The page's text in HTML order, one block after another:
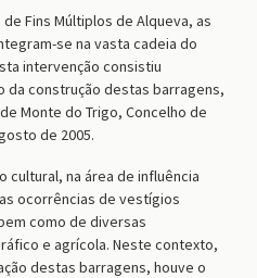
Fins Múltiplos de Alqueva, as
se na vasta cadeia do
intervenção consistiu
da construção destas barragens,
Monte do Trigo, Concelho de
de 2005.
cultural, na área de influência
ocorrências de vestígios
como de diversas
e agrícola. Neste contexto,
destas barragens, houve o